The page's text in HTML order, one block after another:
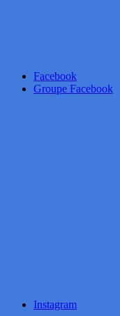
Facebook
Groupe Facebook
Instagram